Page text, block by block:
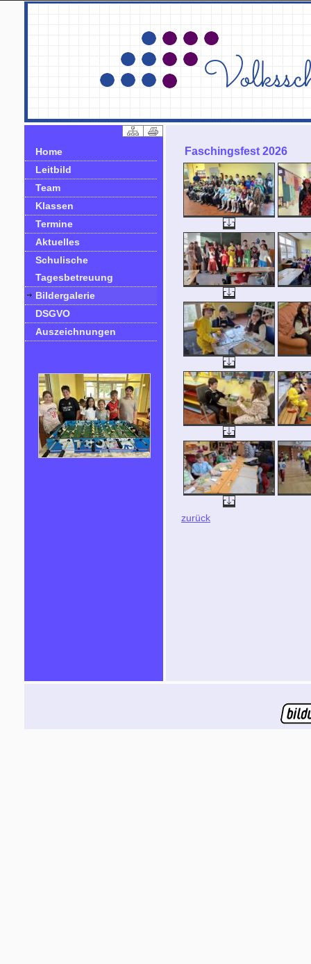
Home
Leitbild
Team
Klassen
Termine
Aktuelles
Schulische
Tagesbetreuung
Bildergalerie
DSGVO
Auszeichnungen
Faschingsfest 2026
zurück